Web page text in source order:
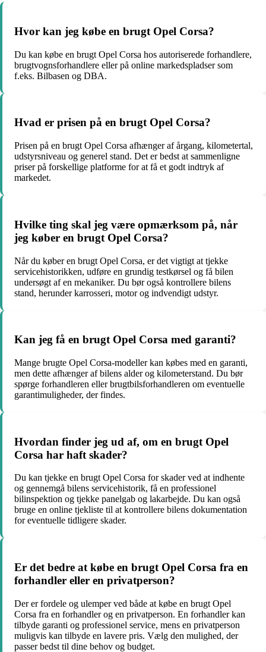
Hvor kan jeg købe en brugt Opel Corsa?
Du kan købe en brugt Opel Corsa hos autoriserede forhandlere,
brugtvognsforhandlere eller på online markedspladser som
f.eks. Bilbasen og DBA.
Hvad er prisen på en brugt Opel Corsa?
Prisen på en brugt Opel Corsa afhænger af årgang, kilometertal,
udstyrsniveau og generel stand. Det er bedst at sammenligne
priser på forskellige platforme for at få et godt indtryk af
markedet.
Hvilke ting skal jeg være opmærksom på, når
jeg køber en brugt Opel Corsa?
Når du køber en brugt Opel Corsa, er det vigtigt at tjekke
servicehistorikken, udføre en grundig testkørsel og få bilen
undersøgt af en mekaniker. Du bør også kontrollere bilens
stand, herunder karrosseri, motor og indvendigt udstyr.
Kan jeg få en brugt Opel Corsa med garanti?
Mange brugte Opel Corsa-modeller kan købes med en garanti,
men dette afhænger af bilens alder og kilometerstand. Du bør
spørge forhandleren eller brugtbilsforhandleren om eventuelle
garantimuligheder, der findes.
Hvordan finder jeg ud af, om en brugt Opel
Corsa har haft skader?
Du kan tjekke en brugt Opel Corsa for skader ved at indhente
og gennemgå bilens servicehistorik, få en professionel
bilinspektion og tjekke panelgab og lakarbejde. Du kan også
bruge en online tjekliste til at kontrollere bilens dokumentation
for eventuelle tidligere skader.
Er det bedre at købe en brugt Opel Corsa fra en
forhandler eller en privatperson?
Der er fordele og ulemper ved både at købe en brugt Opel
Corsa fra en forhandler og en privatperson. En forhandler kan
tilbyde garanti og professionel service, mens en privatperson
muligvis kan tilbyde en lavere pris. Vælg den mulighed, der
passer bedst til dine behov og budget.